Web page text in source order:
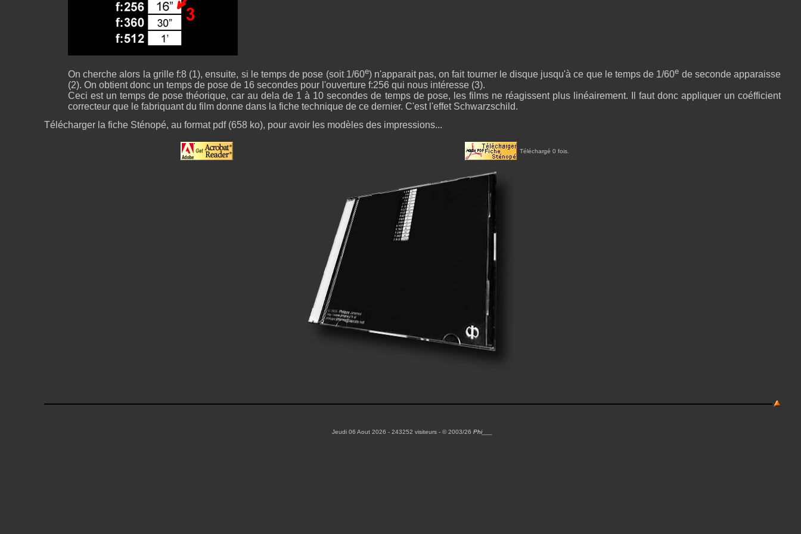
On cherche alors la grille f:8 (1), ensuite, si le temps de pose (soit 1/60e) n'apparait pas, on fait tourner le disque jusqu'à ce que le temps de 1/60e de seconde apparaisse
(2). On obtient donc un temps de pose de 16 secondes pour l'ouverture f:256 qui nous intéresse (3).
Ceci est un temps de pose théorique, car au dela de 1 à 10 secondes de temps de pose, les films ne réagissent plus linéairement. Il faut donc appliquer un coéfficient
correcteur que le fabriquant du film donne dans la fiche technique de ce dernier. C'est l'effet Schwarzschild.
Télécharger la fiche Sténopé, au format pdf (658 ko), pour avoir les modèles des impressions...
Téléchargé 0 fois.
Jeudi 06 Aout 2026 - 243252 visiteurs - © 2003/26 Phi___